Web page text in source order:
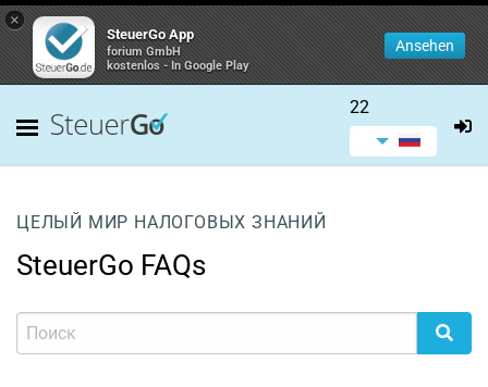
×
SteuerGo App
forium GmbH
kostenlos - In Google Play
Ansehen
22
ЦЕЛЫЙ МИР НАЛОГОВЫХ ЗНАНИЙ
SteuerGo FAQs